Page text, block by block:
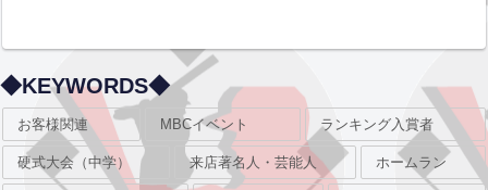
◆KEYWORDS◆
お客様関連 MBCイベント ランキング入賞者
硬式大会（中学） 来店著名人・芸能人 ホームラン